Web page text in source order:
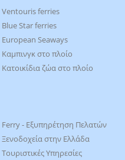
Ventouris ferries
Blue Star ferries
European Seaways
Καμπινγκ στο πλοίο
Kατοικίδια ζώα στο πλοίο
Ferry - Εξυπηρέτηση Πελατών
Ξενοδοχεία στην Ελλάδα
Τουριστικές Υπηρεσίες